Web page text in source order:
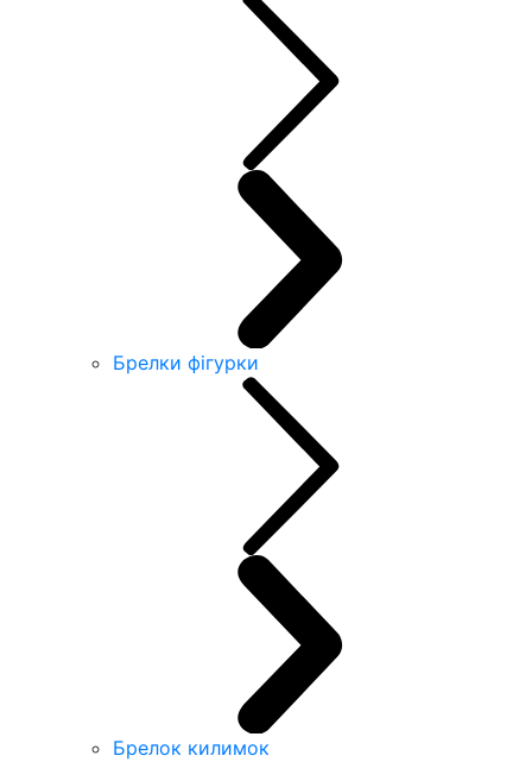
Брелки фігурки
Брелок килимок